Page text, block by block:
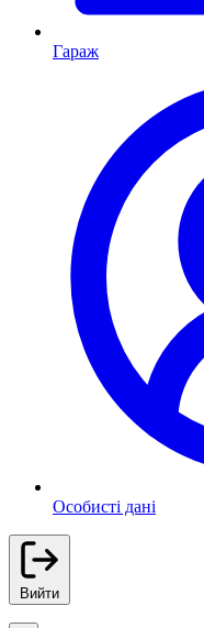
Гараж
Особисті дані
Вийти